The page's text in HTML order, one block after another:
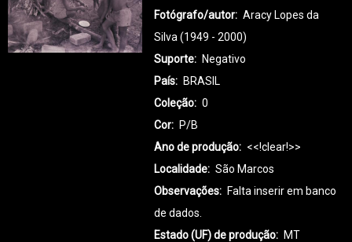
Fotógrafo/autor
Aracy Lopes da
Silva (1949 - 2000)
Suporte
Negativo
País
BRASIL
Coleção
0
Cor
P/B
Ano de produção
<<!clear!>>
Localidade
São Marcos
Observações
Falta inserir em banco
de dados.
Estado (UF) de produção
MT